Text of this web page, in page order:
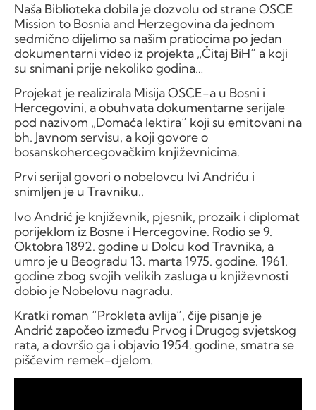
Naša Biblioteka dobila je dozvolu od strane OSCE
Mission to Bosnia and Herzegovina da jednom
sedmično dijelimo sa našim pratiocima po jedan
dokumentarni video iz projekta „Čitaj BiH“ a koji
su snimani prije nekoliko godina…
Projekat je realizirala Misija OSCE-a u Bosni i
Hercegovini, a obuhvata dokumentarne serijale
pod nazivom „Domaća lektira“ koji su emitovani na
bh. Javnom servisu, a koji govore o
bosanskohercegovačkim književnicima.
Prvi serijal govori o nobelovcu Ivi Andriću i
snimljen je u Travniku..
Ivo Andrić je književnik, pjesnik, prozaik i diplomat
porijeklom iz Bosne i Hercegovine. Rodio se 9.
Oktobra 1892. godine u Dolcu kod Travnika, a
umro je u Beogradu 13. marta 1975. godine. 1961.
godine zbog svojih velikih zasluga u književnosti
dobio je Nobelovu nagradu.
Kratki roman “Prokleta avlija”, čije pisanje je
Andrić započeo između Prvog i Drugog svjetskog
rata, a dovršio ga i objavio 1954. godine, smatra se
piščevim remek-djelom.